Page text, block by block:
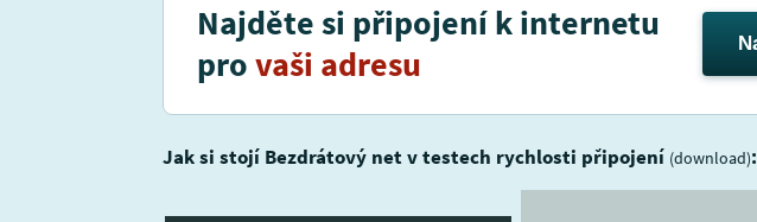
Najděte si připojení k internetu
provaši adresu
Jak si stojí Bezdrátový net v testech rychlosti připojení (download):